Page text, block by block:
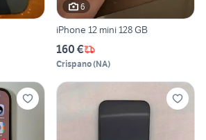
6
iPhone 12 mini 128 GB
160 €
Crispano(NA)